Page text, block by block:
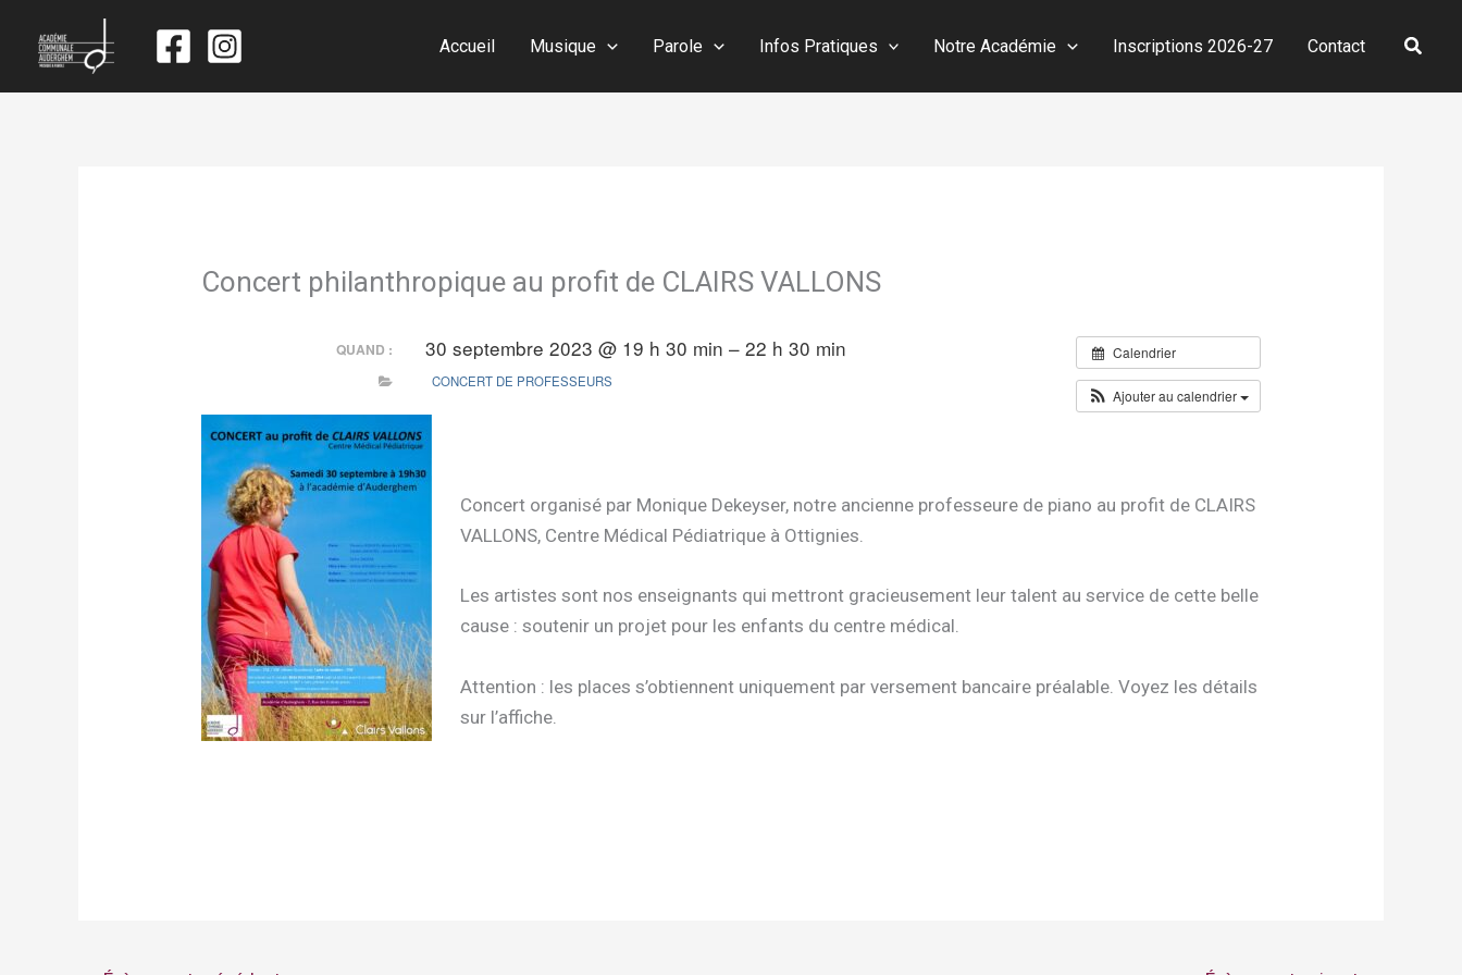
Accueil Musique Parole Infos Pratiques Notre Académie Inscriptions 2026-27 Contact
Concert philanthropique au profit de CLAIRS VALLONS
Calendrier
Ajouter au calendrier
QUAND : 30 septembre 2023 @ 19 h 30 min – 22 h 30 min
CONCERT DE PROFESSEURS
Concert organisé par Monique Dekeyser, notre ancienne professeure de piano au profit de CLAIRS
VALLONS, Centre Médical Pédiatrique à Ottignies.
Les artistes sont nos enseignants qui mettront gracieusement leur talent au service de cette belle
cause : soutenir un projet pour les enfants du centre médical.
Attention : les places s’obtiennent uniquement par versement bancaire préalable. Voyez les détails
sur l’affiche.